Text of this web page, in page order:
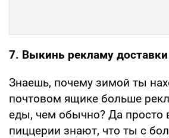
7. Выкинь рекламу
Знаешь, почему зимой ты
почтовом ящике больше
еды, чем обычно? Да просто
пиццерии знают, что ты с